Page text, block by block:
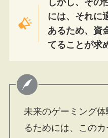
しかし、その
には、それに
あるため、資
てることが求
未来のゲーミング
るためには、この